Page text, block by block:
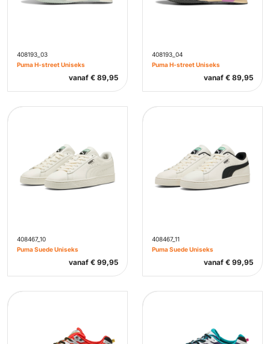
408193_03
Puma H-street Uniseks
vanaf € 89,95
408193_04
Puma H-street Uniseks
vanaf € 89,95
408467_10
Puma Suede Uniseks
vanaf € 99,95
408467_11
Puma Suede Uniseks
vanaf € 99,95